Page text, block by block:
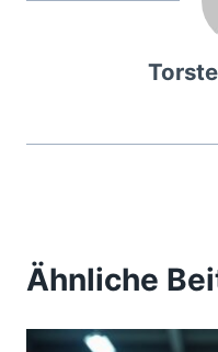
Ähnliche